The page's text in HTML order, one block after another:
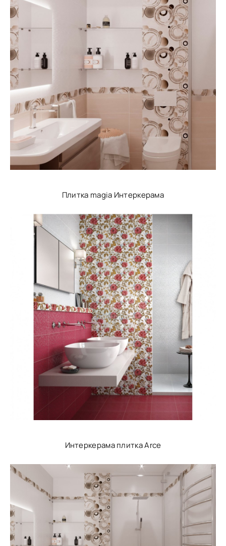
Плитка magia Интеркерама
Интеркерама плитка Arce